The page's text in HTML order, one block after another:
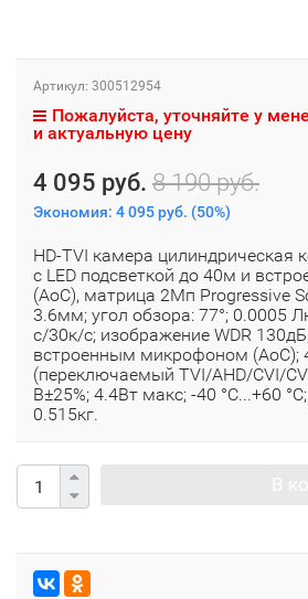
Артикул: 300512954
Пожалуйста, уточняйте у
и актуальную цену
4 095 руб. 8 190 руб.
Экономия: 4 095 руб. (50%)
HD-TVI камера цилиндрическая
с LED подсветкой до 40м и
(AoC), матрица 2Мп Progressive
3.6мм; угол обзора: 77°; 0.0005
с/30к/с; изображение WDR 130дБ,
встроенным микрофоном (AoC);
(переключаемый TVI/AHD/CVI/
В±25%; 4.4Вт макс; -40 °C...+60
0.515кг.